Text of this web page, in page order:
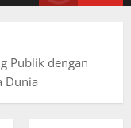
Publik dengan
Dunia